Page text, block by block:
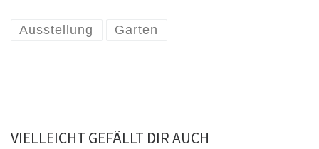
Ausstellung Garten
VIELLEICHT GEFÄLLT DIR AUCH